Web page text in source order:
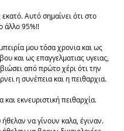
Αυτό σημαίνει ότι στο
άλλο 95%!!
μου τόσα χρονια και ως
και ως επαγγελματιας υγειας,
από πρώτο χέρι ότι την
η συνέπεια και η πειθαρχια.
και εκνευριστική πειθαρχία.
να γίνουν καλα, έγιναν.